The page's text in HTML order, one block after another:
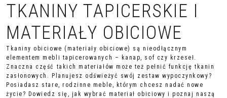
TKANINY TAPICERSKIE I
MATERIAŁY OBICIOWE
Tkaniny obiciowe (materiały obiciowe) są nieodłącznym
elementem mebli tapicerowanych – kanap, sof czy krzeseł.
Znaczna część takich materiałów może też pełnić funkcję tkanin
zasłonowych. Planujesz odświeżyć swój zestaw wypoczynkowy?
Posiadasz stare, rodzinne meble, którym chcesz nadać nowe
życie? Dowiedz się, jak wybrać materiał obiciowy i poznaj naszą